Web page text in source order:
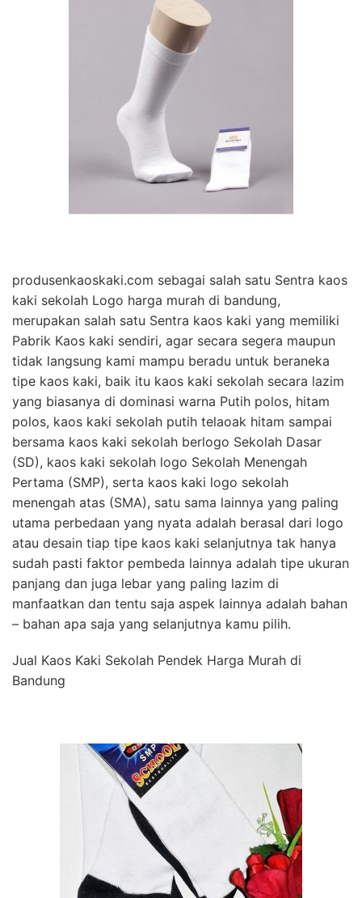
produsenkaoskaki.com sebagai salah satu Sentra kaos
kaki sekolah Logo harga murah di bandung,
merupakan salah satu Sentra kaos kaki yang memiliki
Pabrik Kaos kaki sendiri, agar secara segera maupun
tidak langsung kami mampu beradu untuk beraneka
tipe kaos kaki, baik itu kaos kaki sekolah secara lazim
yang biasanya di dominasi warna Putih polos, hitam
polos, kaos kaki sekolah putih telaoak hitam sampai
bersama kaos kaki sekolah berlogo Sekolah Dasar
(SD), kaos kaki sekolah logo Sekolah Menengah
Pertama (SMP), serta kaos kaki logo sekolah
menengah atas (SMA), satu sama lainnya yang paling
utama perbedaan yang nyata adalah berasal dari logo
atau desain tiap tipe kaos kaki selanjutnya tak hanya
sudah pasti faktor pembeda lainnya adalah tipe ukuran
panjang dan juga lebar yang paling lazim di
manfaatkan dan tentu saja aspek lainnya adalah bahan
– bahan apa saja yang selanjutnya kamu pilih.
Jual Kaos Kaki Sekolah Pendek Harga Murah di
Bandung